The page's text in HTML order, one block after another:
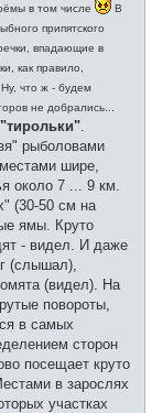
н
в том числе
В
припятского
впадающие в
как правило,
что ж - будем
не добрались...
рыболовами
шире,
около 7 ... 9 км.
(30-50 см на
ямы. Круто
- видел. И даже
(слышал),
(видел). На
повороты,
в самых
сторон
посещает круто
в зарослях
участках